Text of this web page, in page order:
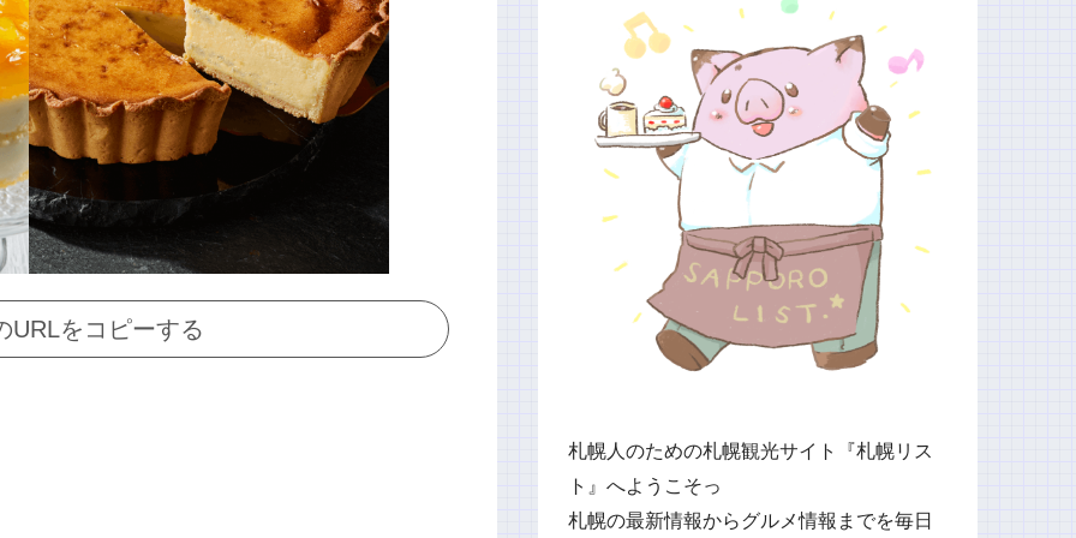
URLをコピーする
札幌人のための札幌観光サイト『札幌リス
ト』へようこそっ
札幌の最新情報からグルメ情報までを毎日